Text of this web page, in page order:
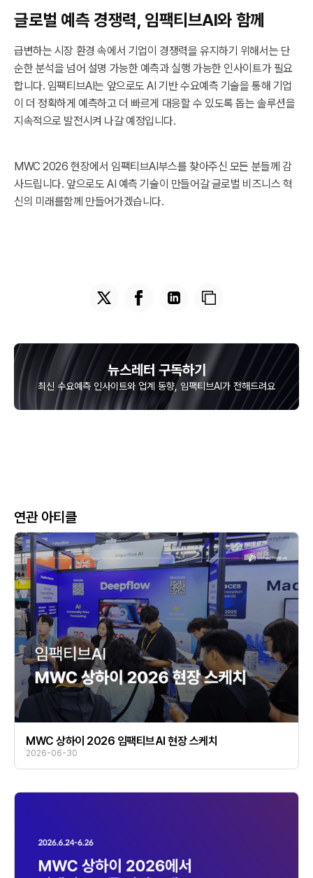
글로벌 예측 경쟁력, 임팩티브AI와 함께
급변하는 시장 환경 속에서 기업이 경쟁력을 유지하기 위해서는 단
순한 분석을 넘어 설명 가능한 예측과 실행 가능한 인사이트가 필요
합니다. 임팩티브AI는 앞으로도 AI 기반 수요예측 기술을 통해 기업
이 더 정확하게 예측하고 더 빠르게 대응할 수 있도록 돕는 솔루션을
지속적으로 발전시켜 나갈 예정입니다.
MWC 2026 현장에서 임팩티브AI부스를 찾아주신 모든 분들께 감
사드립니다. 앞으로도 AI 예측 기술이 만들어갈 글로벌 비즈니스 혁
신의 미래를함께 만들어가겠습니다.
뉴스레터 구독하기
최신 수요예측 인사이트와 업계 동향, 임팩티브AI가 전해드려요
연관 아티클
MWC 상하이 2026 임팩티브AI 현장 스케치
2026-06-30